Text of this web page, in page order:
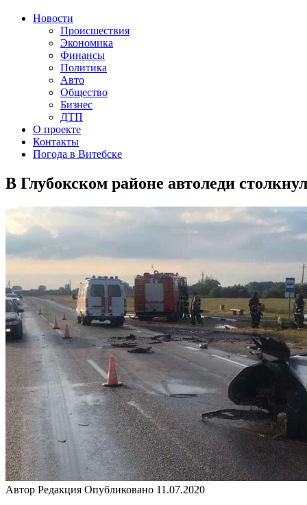
Новости
Происшествия
Экономика
Финансы
Политика
Авто
Общество
Бизнес
ДТП
О проекте
Контакты
Погода в Витебске
В Глубокском районе автоледи
Автор Редакция Опубликовано 11.07.2020